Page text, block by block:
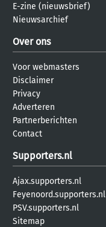
E-zine (nieuwsbrief)
Nieuwsarchief
Over ons
Voor webmasters
Disclaimer
Privacy
Adverteren
Partnerberichten
Contact
Supporters.nl
Ajax.supporters.nl
Feyenoord.supporters.nl
PSV.supporters.nl
Sitemap